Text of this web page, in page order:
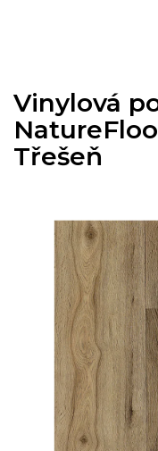
Vinylová
Třešeň